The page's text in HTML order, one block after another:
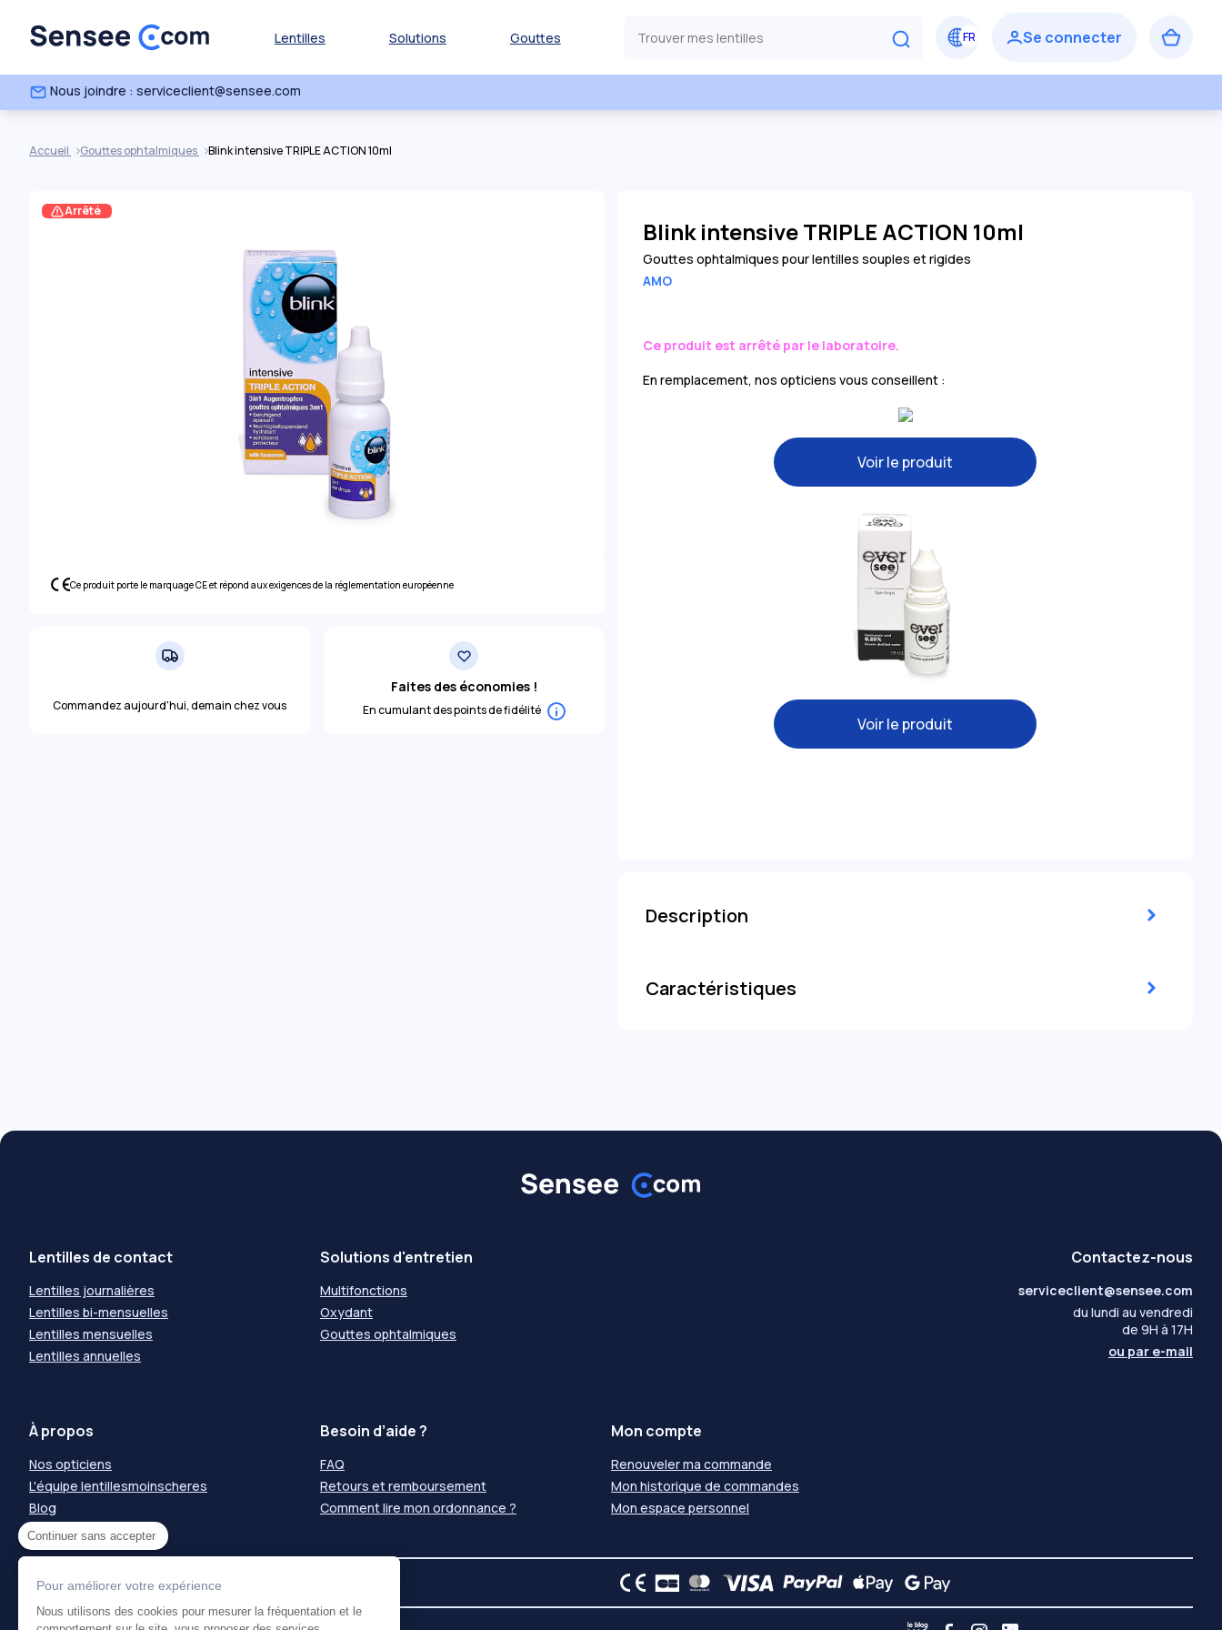
Continuer sans accepter
Pour améliorer votre expérience
Nous utilisons des cookies pour mesurer la fréquentation et le
Lentilles Solutions Gouttes
Nous joindre : serviceclient@sensee.com
Accueil Gouttes ophtalmiques Blink intensive TRIPLE ACTION 10ml
Arrêté
Ce produit porte le marquage CE et répond aux exigences de la réglementation européenne
Commandez aujourd'hui, demain chez vous
Faites des économies !
En cumulant des points de fidélité
Blink intensive TRIPLE ACTION 10ml
Gouttes ophtalmiques pour lentilles souples et rigides
AMO
Ce produit est arrêté par le laboratoire.
En remplacement, nos opticiens vous conseillent :
Voir le produit
Voir le produit
Description
Caractéristiques
Lentilles de contact
Lentilles journalières
Lentilles bi-mensuelles
Lentilles mensuelles
Lentilles annuelles
Solutions d'entretien
Multifonctions
Oxydant
Gouttes ophtalmiques
Contactez-nous
serviceclient@sensee.com
du lundi au vendredi
de 9H à 17H
ou par e-mail
À propos
Nos opticiens
L'équipe lentillesmoinscheres
Blog
Nous rejoindre
Besoin d’aide ?
FAQ
Retours et remboursement
Comment lire mon ordonnance ?
Mon compte
Renouveler ma commande
Mon historique de commandes
Mon espace personnel
2005-2026 Tous droits réservés groupe